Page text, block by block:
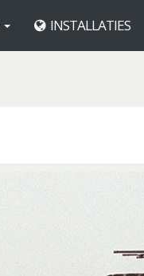
INSTALLATIES